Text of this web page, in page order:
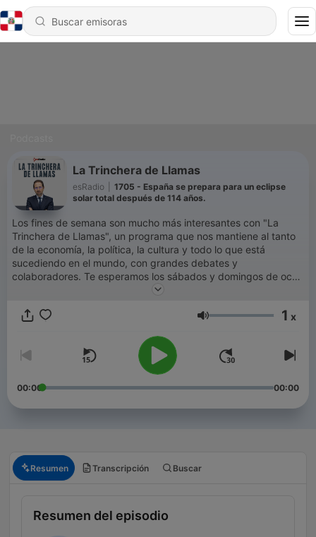
La Trinchera de Llamas
esRadio
1705 - España se prepara para un eclipse
solar total después de 114 años.
Los fines de semana son mucho más interesantes con "La
Trinchera de Llamas", un programa que nos mantiene al tanto
de la economía, la política, la cultura y todo lo que está
sucediendo en el mundo, con grandes debates y
colaboradores. Te esperamos los sábados y domingos de ocho
Volumen 1 x
00:00 00:00
Resumen Transcripción Buscar
Resumen del episodio